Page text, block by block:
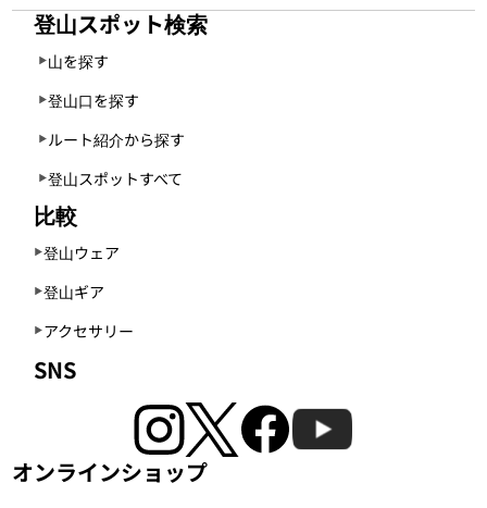
登山スポット検索
山を探す
登山口を探す
ルート紹介から探す
登山スポットすべて
比較
登山ウェア
登山ギア
アクセサリー
SNS
オンラインショップ